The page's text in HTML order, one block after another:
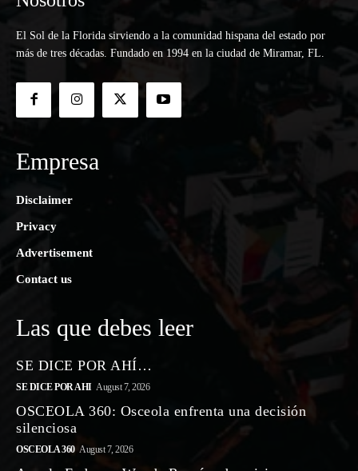
El Sol de la Florida sirviendo a la comunidad hispana del estado por
más de tres décadas. Fundado en 1994 en la ciudad de Miramar, FL.
Empresa
Disclaimer
Privacy
Advertisement
Contact us
Las que debes leer
SE DICE POR AHÍ…
SE DICE POR AHI August 7, 2026
OSCEOLA 360: Osceola enfrenta una decisión
silenciosa
OSCEOLA 360 August 7, 2026